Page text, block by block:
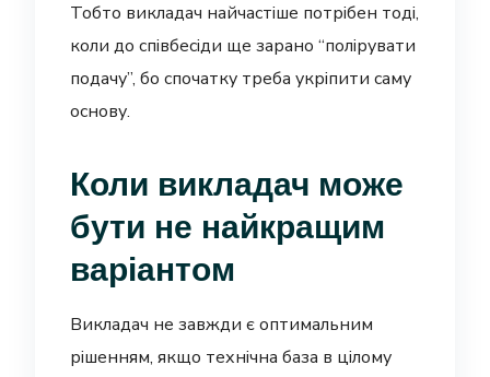
Тобто викладач найчастіше потрібен тоді,
коли до співбесіди ще зарано “полірувати
подачу”, бо спочатку треба укріпити саму
основу.
Коли викладач може
бути не найкращим
варіантом
Викладач не завжди є оптимальним
рішенням, якщо технічна база в цілому